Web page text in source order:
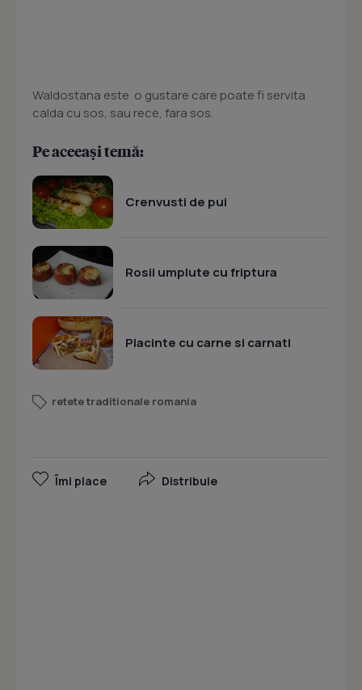
Waldostana este o gustare care poate fi servita
calda cu sos, sau rece, fara sos.
Pe aceeași temă:
Crenvusti de pui
Rosii umplute cu friptura
Placinte cu carne si carnati
retete traditionale romania
Îmi place Distribuie